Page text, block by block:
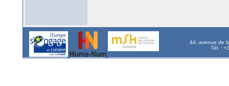
44, avenue de
Tél. :